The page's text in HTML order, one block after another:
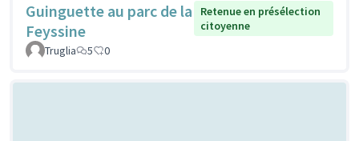
Guinguette au parc de la
Feyssine
Retenue en présélection
citoyenne
Truglia
5 0